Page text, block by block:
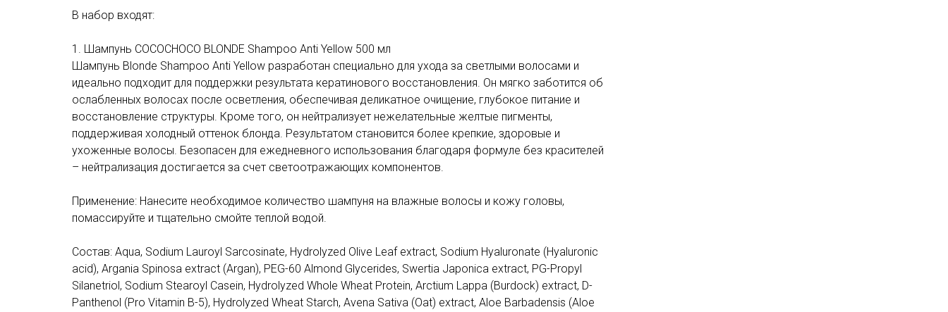
В набор входят:
1. Шампунь COCOCHOCO BLONDE Shampoo Anti Yellow 500 мл
Шампунь Blonde Shampoo Anti Yellow разработан специально для ухода за светлыми волосами и
идеально подходит для поддержки результата кератинового восстановления. Он мягко заботится об
ослабленных волосах после осветления, обеспечивая деликатное очищение, глубокое питание и
восстановление структуры. Кроме того, он нейтрализует нежелательные желтые пигменты,
поддерживая холодный оттенок блонда. Результатом становится более крепкие, здоровые и
ухоженные волосы. Безопасен для ежедневного использования благодаря формуле без красителей
– нейтрализация достигается за счет светоотражающих компонентов.
Применение: Нанесите необходимое количество шампуня на влажные волосы и кожу головы,
помассируйте и тщательно смойте теплой водой.
Состав: Aqua, Sodium Lauroyl Sarcosinate, Hydrolyzed Olive Leaf extract, Sodium Hyaluronate (Hyaluronic
acid), Argania Spinosa extract (Argan), PEG-60 Almond Glycerides, Swertia Japonica extract, PG-Propyl
Silanetriol, Sodium Stearoyl Casein, Hydrolyzed Whole Wheat Protein, Arctium Lappa (Burdock) extract, D-
Panthenol (Pro Vitamin B-5), Hydrolyzed Wheat Starch, Avena Sativa (Oat) extract, Aloe Barbadensis (Aloe